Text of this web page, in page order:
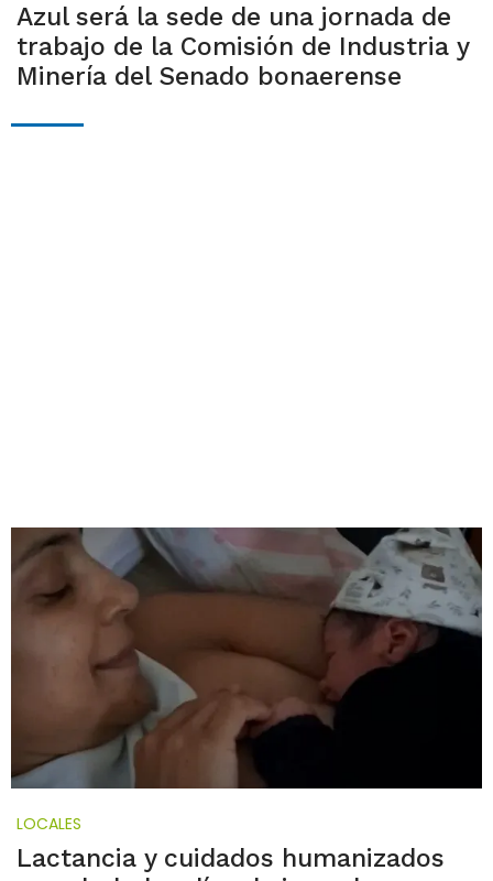
Azul será la sede de una jornada de
trabajo de la Comisión de Industria y
Minería del Senado bonaerense
LOCALES
Lactancia y cuidados humanizados